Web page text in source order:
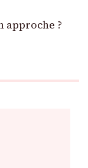
approche ?